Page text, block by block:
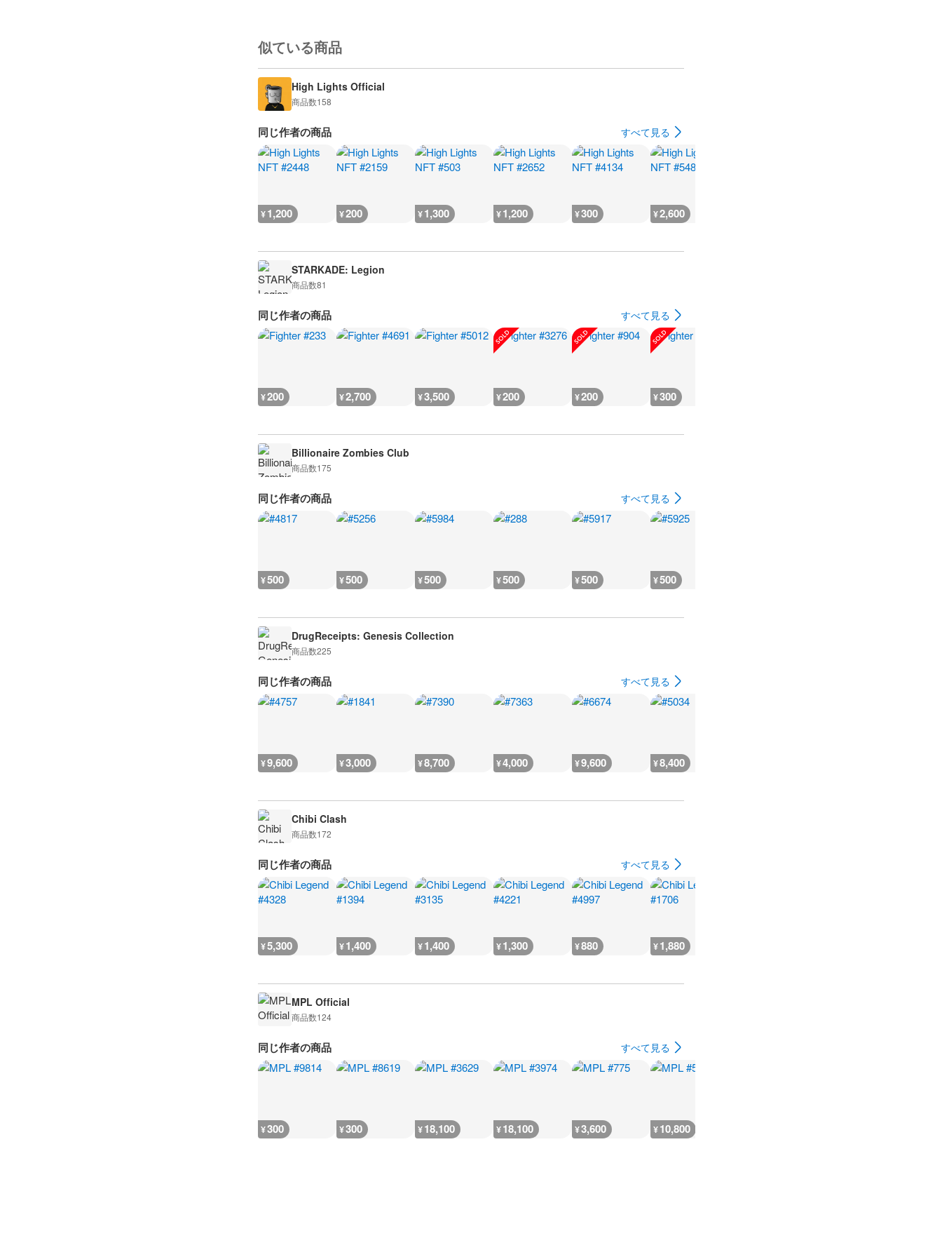
似ている商品
High Lights Official
商品数158
同じ作者の商品 すべて見る
¥1,200 ¥200 ¥1,300 ¥1,200 ¥300 ¥2,600
STARKADE: Legion
商品数81
同じ作者の商品 すべて見る
¥200 ¥2,700 ¥3,500 ¥200 ¥200 ¥300
Billionaire Zombies Club
商品数175
同じ作者の商品 すべて見る
¥500 ¥500 ¥500 ¥500 ¥500 ¥500
DrugReceipts: Genesis Collection
商品数225
同じ作者の商品 すべて見る
¥9,600 ¥3,000 ¥8,700 ¥4,000 ¥9,600 ¥8,400
Chibi Clash
商品数172
同じ作者の商品 すべて見る
¥5,300 ¥1,400 ¥1,400 ¥1,300 ¥880 ¥1,880
MPL Official
商品数124
同じ作者の商品 すべて見る
¥300 ¥300 ¥18,100 ¥18,100 ¥3,600 ¥10,800